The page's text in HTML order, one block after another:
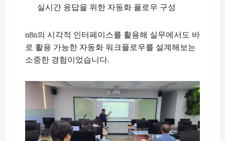
실시간 응답을 위한 자동화 플로우 구성
n8n의 시각적 인터페이스를 활용해 실무에서도 바
로 활용 가능한 자동화 워크플로우를 설계해보는
소중한 경험이었습니다.